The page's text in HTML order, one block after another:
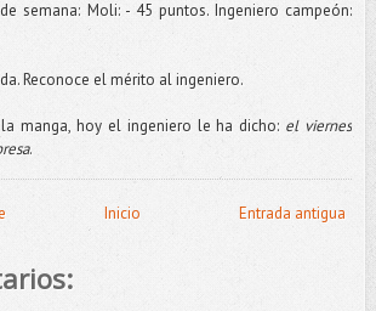
semana: Moli: - 45 puntos. Ingeniero campeón:
Reconoce el mérito al ingeniero.
manga, hoy el ingeniero le ha dicho: el viernes
.
Entrada antigua
Inicio